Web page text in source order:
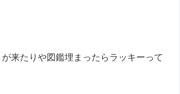
来たりや図鑑埋まったらラッキーって